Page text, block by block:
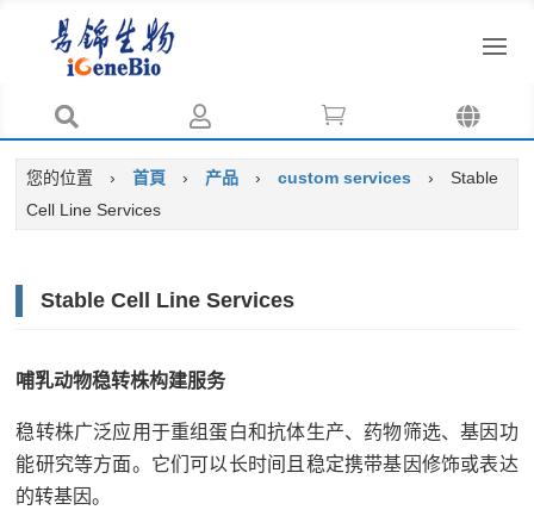
   
您的位置 › 首頁 › 产品 › custom services ›
Stable
Cell Line Services
Stable Cell Line Services
哺乳动物稳转株构建服务
稳转株广泛应用于重组蛋白和抗体生产、药物筛选、基因功
能研究等方面。它们可以长时间且稳定携带基因修饰或表达
的转基因。